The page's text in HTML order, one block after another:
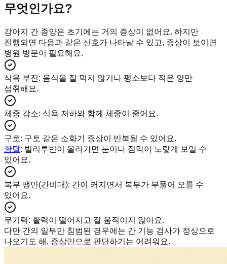
무엇인가요?
강아지 간 종양은 초기에는 거의 증상이 없어요. 하지만
진행되면 다음과 같은 신호가 나타날 수 있고, 증상이 보이면
병원 방문이 필요해요.
식욕 부진: 음식을 잘 먹지 않거나 평소보다 적은 양만
섭취해요.
체중 감소: 식욕 저하와 함께 체중이 줄어요.
구토: 구토 같은 소화기 증상이 반복될 수 있어요.
황달: 빌리루빈이 올라가면 눈이나 점막이 노랗게 보일 수
있어요.
복부 팽만(간비대): 간이 커지면서 복부가 부풀어 오를 수
있어요.
무기력: 활력이 떨어지고 잘 움직이지 않아요.
다만 간의 일부만 침범된 경우에는 간 기능 검사가 정상으로
나오기도 해, 증상만으로 판단하기는 어려워요.